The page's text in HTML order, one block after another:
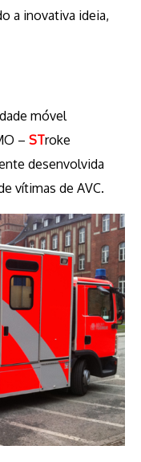
a inovativa ideia,
móvel
– STroke
desenvolvida
vítimas de AVC.